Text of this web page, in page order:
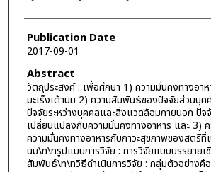
Publication Date
2017-09-01
Abstract
วัตถุประสงค์ : เพื่อศึกษา 1) ความมั่นคงทางอา
มะเร็งเต้านม 2) ความสัมพันธ์ของปัจจัยส่วนบุค
ปัจจัยระหว่างบุคคลและสิ่งแวดล้อมภายนอก ปัจ
เปลี่ยนแปลงกับความมั่นคงทางอาหาร และ 3)
ความมั่นคงทางอาหารกับภาวะสุขภาพของสตรีที่เ
นม\n\nรูปแบบการวิจัย : การวิจัยแบบบรรยายเชิ
สัมพันธ์\n\nวิธีดําเนินการวิจัย : กลุ่มตัวอย่างคือ